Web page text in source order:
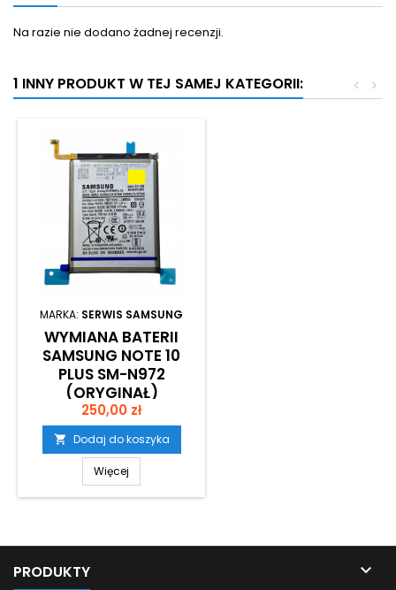
Na razie nie dodano żadnej recenzji.
1 INNY PRODUKT W TEJ SAMEJ KATEGORII: >
<
MARKA: SERWIS SAMSUNG
WYMIANA BATERII
SAMSUNG NOTE 10
PLUS SM-N972
(ORYGINAŁ)
Cena
250,00 zł
 Dodaj do koszyka
Więcej
PRODUKTY 